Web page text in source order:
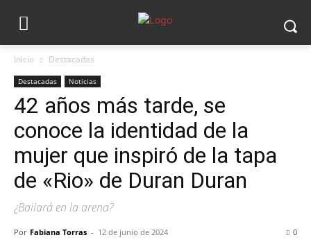
Inicio Destacadas
Destacadas Noticias
42 años más tarde, se
conoce la identidad de la
mujer que inspiró de la tapa
de «Rio» de Duran Duran
¿Bailará en la arena?
Por Fabiana Torras - 12 de junio de 2024 0